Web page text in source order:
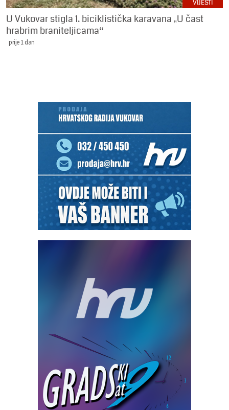
VIJESTI
U Vukovar stigla 1. biciklistička karavana „U čast
hrabrim braniteljicama“
prije 1 dan